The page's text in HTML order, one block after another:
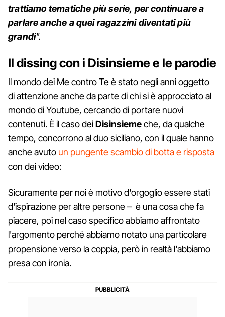
trattiamo tematiche più serie, per continuare a
parlare anche a quei ragazzini diventati più
grandi".
Il dissing con i Disinsieme e le parodie
Il mondo dei Me contro Te è stato negli anni oggetto
di attenzione anche da parte di chi si è approcciato al
mondo di Youtube, cercando di portare nuovi
contenuti. È il caso deiDisinsiemeche, da qualche
tempo, concorrono al duo siciliano, con il quale hanno
anche avuto un pungente scambio di botta e risposta
con dei video:
Sicuramente per noi è motivo d'orgoglio essere stati
d'ispirazione per altre persone – è una cosa che fa
piacere, poi nel caso specifico abbiamo affrontato
l'argomento perché abbiamo notato una particolare
propensione verso la coppia, però in realtà l'abbiamo
presa con ironia.